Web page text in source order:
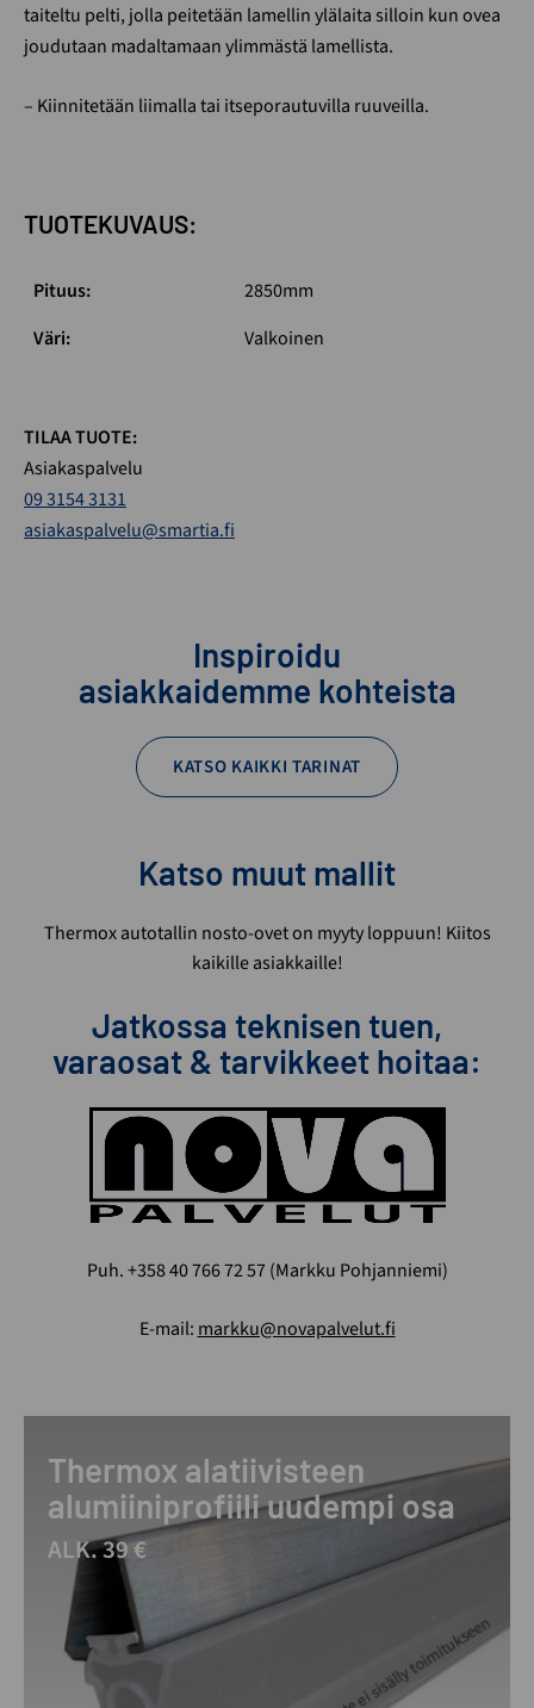
taiteltu pelti, jolla peitetään lamellin ylälaita silloin kun ovea
joudutaan madaltamaan ylimmästä lamellista.
– Kiinnitetään liimalla tai itseporautuvilla ruuveilla.
TUOTEKUVAUS:
Pituus:
2850mm
Väri:
Valkoinen
TILAA TUOTE:
Asiakaspalvelu
09 3154 3131
asiakaspalvelu@smartia.fi
Inspiroidu
asiakkaidemme kohteista
KATSO KAIKKI TARINAT
Katso muut mallit
Thermox autotallin nosto-ovet on myyty loppuun! Kiitos
kaikille asiakkaille!
Jatkossa teknisen tuen,
varaosat & tarvikkeet hoitaa:
Puh. +358 40 766 72 57 (Markku Pohjanniemi)
E-mail: markku@novapalvelut.fi
Thermox alatiivisteen
alumiiniprofiili uudempi osa
ALK. 39 €